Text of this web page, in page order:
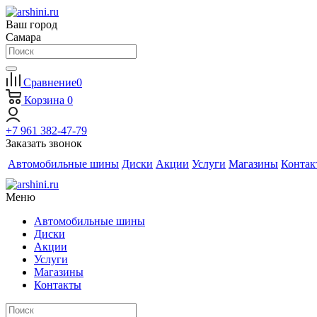
Ваш город
Самара
Сравнение0
Корзина 0
+7 961 382-47-79
Заказать звонок
Автомобильные шины Диски Акции Услуги Магазины
Меню
Автомобильные шины
Диски
Акции
Услуги
Магазины
Контакты